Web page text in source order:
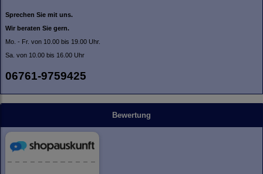
Sprechen Sie mit uns.
Wir beraten Sie gern.
Mo. - Fr. von 10.00 bis 19.00 Uhr.
Sa. von 10.00 bis 16.00 Uhr
06761-9759425
Bewertung